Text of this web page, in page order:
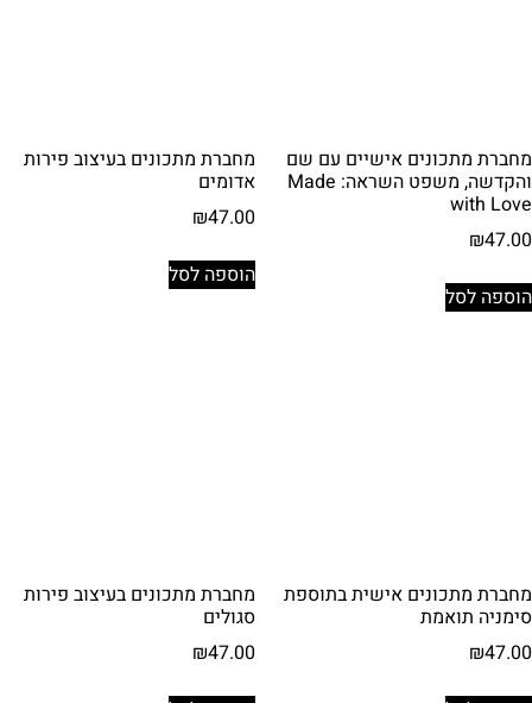
מחברת מתכונים אישיים עם שם
והקדשה, משפט השראה: Made
with Love
₪47.00
הוספה לסל
מחברת מתכונים בעיצוב פירות
אדומים
₪47.00
הוספה לסל
מחברת מתכונים אישית בתוספת
סימניה תואמת
₪47.00
מחברת מתכונים בעיצוב פירות
סגולים
₪47.00